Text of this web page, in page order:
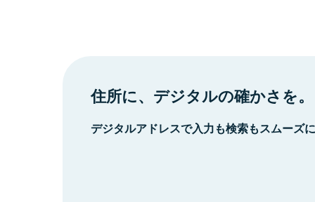
住所に、デジタルの確かさを。
デジタルアドレスで入力も検索もスムーズ